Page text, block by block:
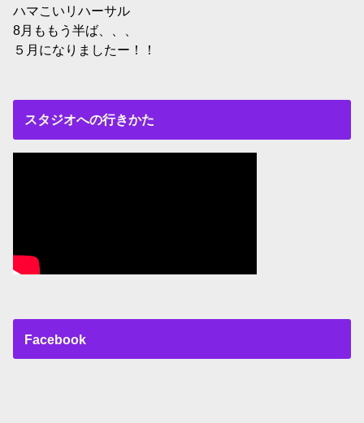
ハマこいリハーサル
8月ももう半ば、、、
５月になりましたー！！
スタジオへの行きかた
Facebook